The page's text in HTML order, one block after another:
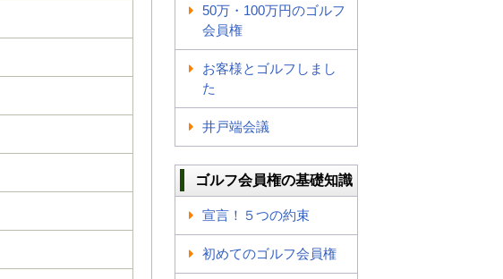
50万・100万円のゴルフ
会員権
お客様とゴルフしまし
た
井戸端会議
ゴルフ会員権の基礎知識
宣言！５つの約束
初めてのゴルフ会員権